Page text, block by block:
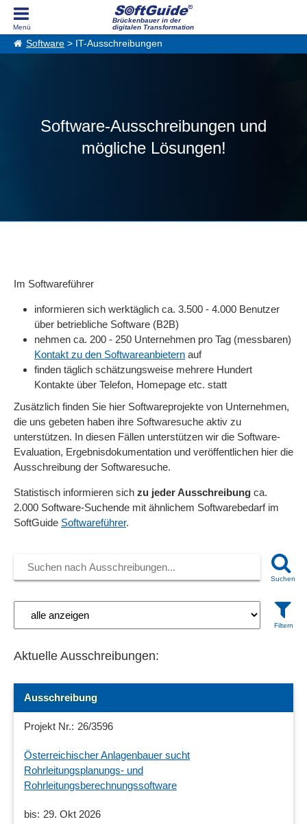
Brückenbauer in der
digitalen Transformation
Software > IT-Ausschreibungen
Software-Ausschreibungen und
mögliche Lösungen!
Im Softwareführer
informieren sich werktäglich ca. 3.500 - 4.000 Benutzer
über betriebliche Software (B2B)
nehmen ca. 200 - 250 Unternehmen pro Tag (messbaren)
Kontakt zu den Softwareanbietern auf
finden täglich schätzungsweise mehrere Hundert
Kontakte über Telefon, Homepage etc. statt
Zusätzlich finden Sie hier Softwareprojekte von Unternehmen,
die uns gebeten haben ihre Softwaresuche aktiv zu
unterstützen. In diesen Fällen unterstützen wir die Software-
Evaluation, Ergebnisdokumentation und veröffentlichen hier die
Ausschreibung der Softwaresuche.
Statistisch informieren sich zu jeder Ausschreibung ca.
2.000 Software-Suchende mit ähnlichem Softwarebedarf im
SoftGuide Softwareführer.
Aktuelle Ausschreibungen:
Ausschreibung
26/3596
Österreichischer Anlagenbauer sucht
Rohrleitungsplanungs- und
Rohrleitungsberechnungssoftware
29. Okt 2026